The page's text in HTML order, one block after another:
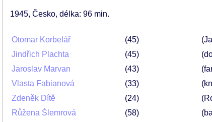
1945 Česko délka: 96 min
Otomar Korbelář 45
Jindřich Plachta
45
Jaroslav Marvan
43
Vlasta Fabianová
33
Zdeněk Dítě
24
Růžena Šlemrová
58